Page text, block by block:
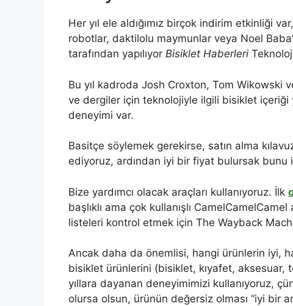
Her yıl ele aldığımız birçok indirim etkinliği
robotlar, daktilolu maymunlar veya Noel
tarafından yapılıyor Bisiklet Haberleri
Bu yıl kadroda Josh Croxton, Tom Wikowski
ve dergiler için teknolojiyle ilgili bisiklet içeriği
deneyimi var.
Basitçe söylemek gerekirse, satın alma
ediyoruz, ardından iyi bir fiyat bulursak bunu
Bize yardımcı olacak araçları kullanıyoruz. İlk
başlıklı ama çok kullanışlı
listeleri kontrol etmek için The Wayback
Ancak daha da önemlisi, hangi ürünlerin iyi,
bisiklet ürünlerini (bisiklet, kıyafet,
yıllara dayanan deneyimimizi kullanıyoruz,
olursa olsun, ürünün değersiz olması “iyi bir